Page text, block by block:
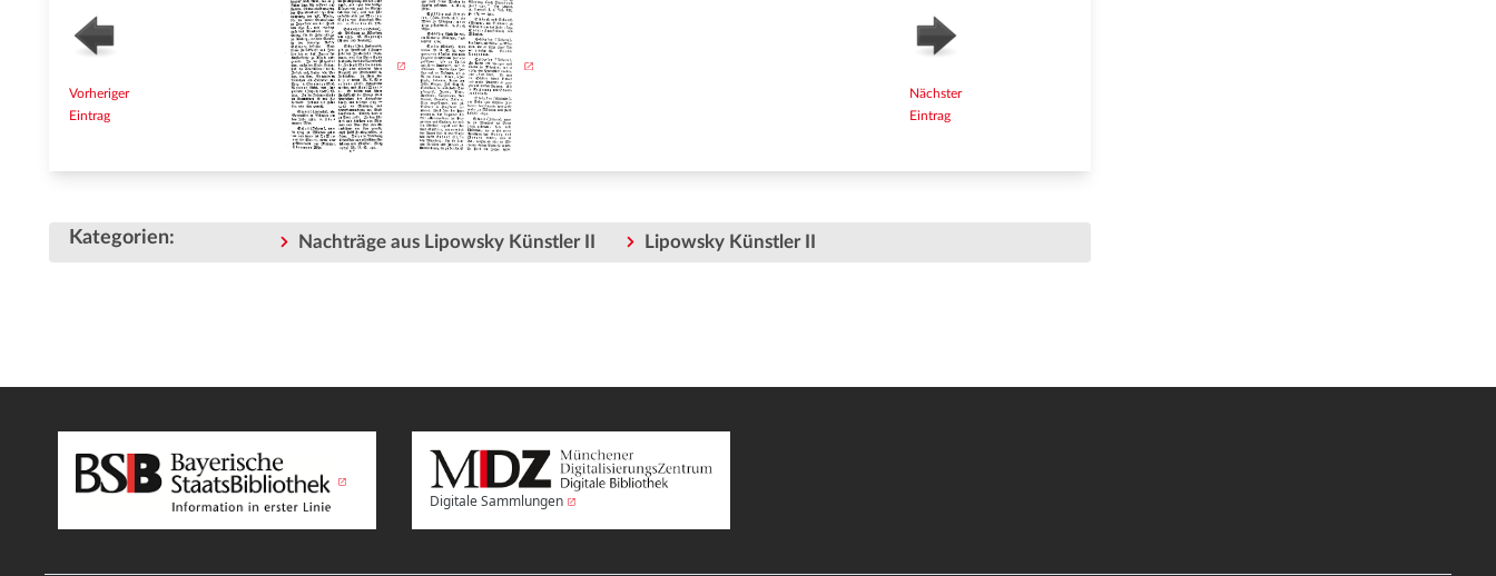
Vorheriger
Eintrag
Nächster
Eintrag
Kategorien: Nachträge aus Lipowsky Künstler II Lipowsky Künstler II
Digitale Sammlungen